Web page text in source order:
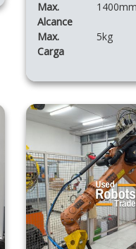
Max.
Alcance
1400mm
Max.
Carga
5kg